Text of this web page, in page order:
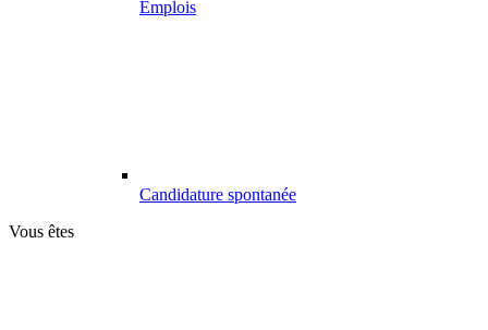
Emplois
Candidature spontanée
Vous êtes